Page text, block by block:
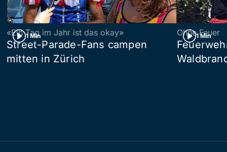
1 Min
«Ein Tag im Jahr ist das okay»
Street-Parade-Fans campen
mitten in Zürich
1 Min
Ohne Feuer